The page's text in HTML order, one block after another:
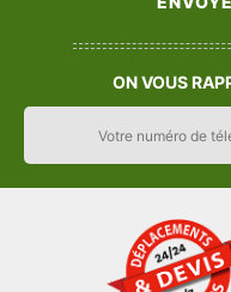
ON VOUS